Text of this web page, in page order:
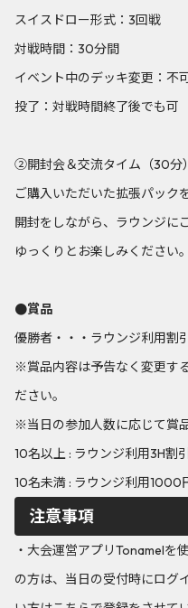
スイスドロー形式：3回戦
対戦時間：30分間
イベント中のデッキ変更：不
投了：対戦時間終了後でも可
②開封会＆交流タイム（30分）
ご購入いただいた拡張パック
開封をしながら、ラウンジに
ゆっくりとお楽しみください。
●賞品
優勝者・・・ラウンジ利用割
※賞品内容は予告なく変更す
ださい。
※当日の参加人数に応じて賞
10名以上 : ラウンジ利用3H割
10名未満 : ラウンジ利用1000
注意事項
・大会運営アプリTonamelを
の方は、当日の受付時にログ